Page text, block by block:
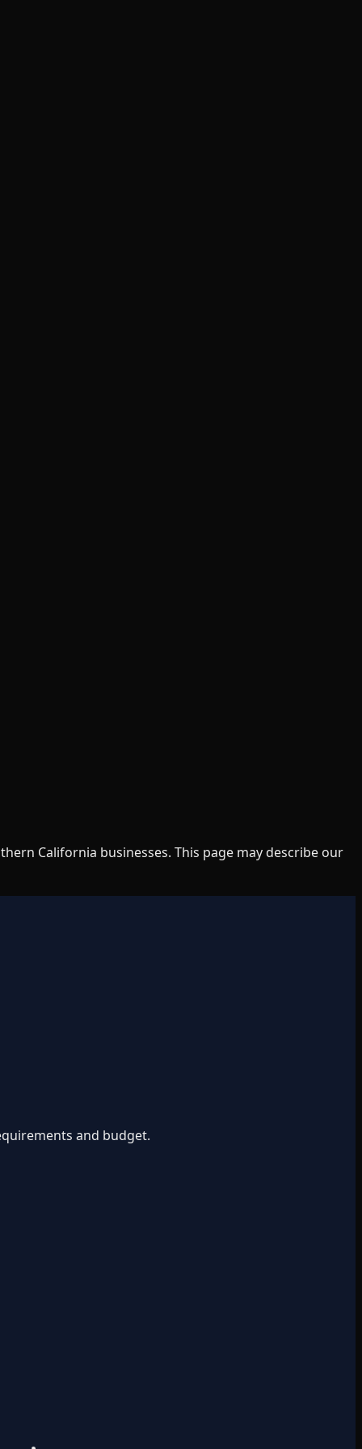
California businesses. This page may describe our
and budget.